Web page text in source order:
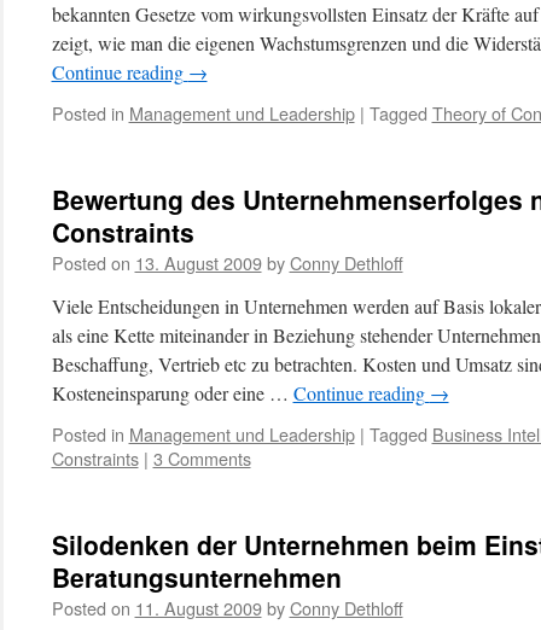
bekannten Gesetze vom wirkungsvollsten Einsatz der Kräfte
zeigt, wie man die eigenen Wachstumsgrenzen und die
Continue reading →
Posted in Management und Leadership | Tagged Theory of
Bewertung des Unternehmenserfolges
Constraints
Posted on 13. August 2009 by Conny Dethloff
Viele Entscheidungen in Unternehmen werden auf Basis
als eine Kette miteinander in Beziehung stehender
Beschaffung, Vertrieb etc zu betrachten. Kosten und Umsatz
Kosteneinsparung oder eine … Continue reading →
Posted in Management und Leadership | Tagged Business
Constraints | 3 Comments
Silodenken der Unternehmen beim
Beratungsunternehmen
Posted on 11. August 2009 by Conny Dethloff